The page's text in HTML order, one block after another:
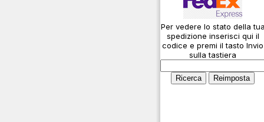
microfoniche
Cosa è l' ADS-B
Montaggio connettori
Parliamo di antenne e
cavi
Per vedere lo stato della tua
spedizione inserisci qui il
codice e premi il tasto Invio
sulla tastiera